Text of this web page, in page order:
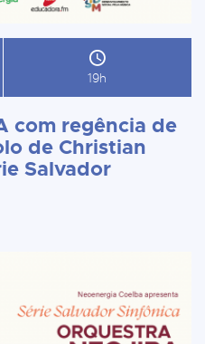
19h
com regência de
de Christian
Salvador